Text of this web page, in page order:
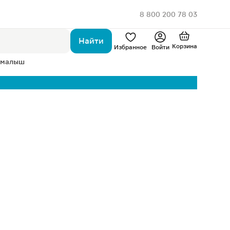
8 800 200 78 03
Найти
Избранное Войти Корзина